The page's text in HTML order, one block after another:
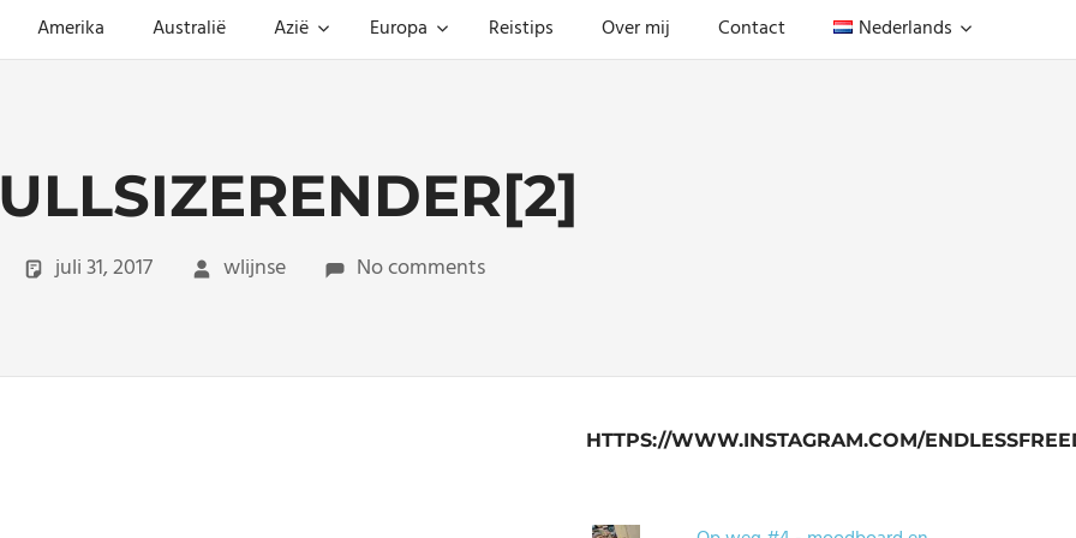
Amerika Australië Azië Europa Reistips Over mij Contact Nederlands
juli 31, 2017 wlijnse No comments
HTTPS://WWW.INSTAGRAM.COM/